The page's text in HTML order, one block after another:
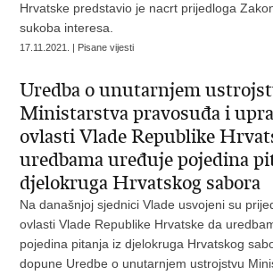
Hrvatske predstavio je nacrt prijedloga
sukoba interesa.
17.11.2021. | Pisane vijesti
Uredba o unutarnjem
Ministarstva pravosuđa i
ovlasti Vlade Republike
uredbama uređuje pojedina
djelokruga Hrvatskog sabora
Na današnjoj sjednici Vlade usvojeni su
ovlasti Vlade Republike Hrvatske da
pojedina pitanja iz djelokruga Hrvatskog
dopune Uredbe o unutarnjem ustrojstvu